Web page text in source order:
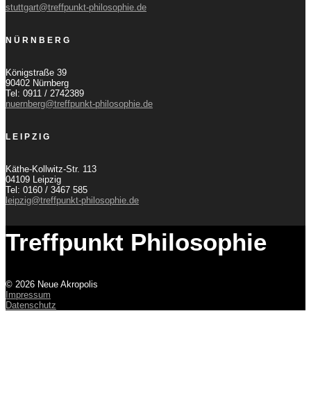
stuttgart@treffpunkt-philosophie.de
NÜRNBERG
Königstraße 39
90402 Nürnberg
Tel: 0911 / 2742389
nuernberg@treffpunkt-philosophie.de
LEIPZIG
Käthe-Kollwitz-Str. 113
04109 Leipzig
Tel: 0160 / 3467 585
leipzig@treffpunkt-philosophie.de
Treffpunkt Philosophie
© 2026 Neue Akropolis
Impressum
Datenschutz